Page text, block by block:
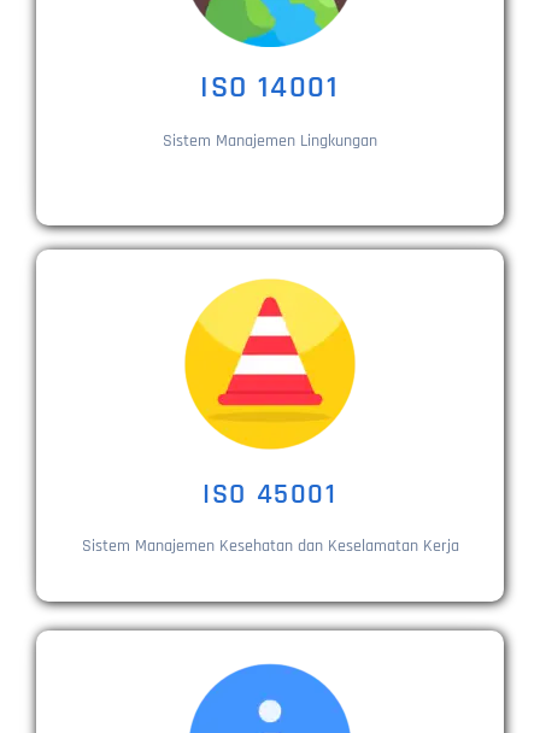
ISO 14001
Sistem Manajemen Lingkungan
ISO 45001
Sistem Manajemen Kesehatan dan Keselamatan Kerja